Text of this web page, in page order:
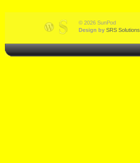
© 2026 SunPod
Design by SRS Solutions